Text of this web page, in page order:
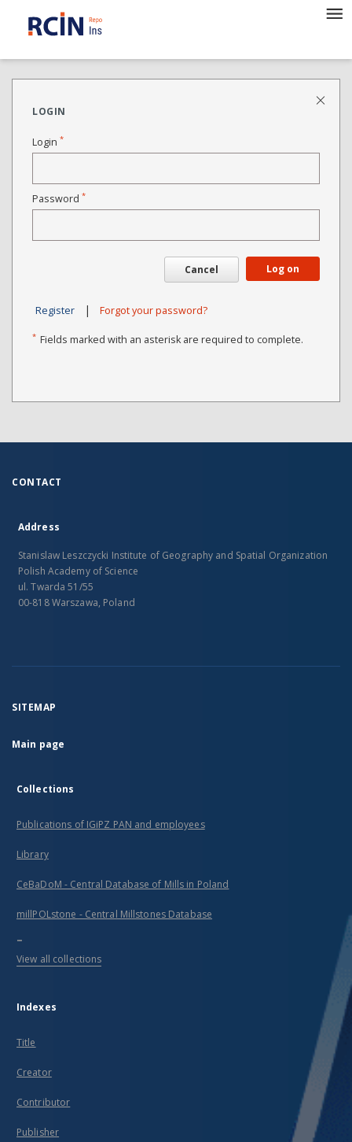
LOGIN
Login *
Password *
Cancel Log on
Register | Forgot your password?
* Fields marked with an asterisk are required to complete.
CONTACT
Address
Stanislaw Leszczycki Institute of Geography and Spatial Organization
Polish Academy of Science
ul. Twarda 51/55
00-818 Warszawa, Poland
SITEMAP
Main page
Collections
Publications of IGiPZ PAN and employees
Library
CeBaDoM - Central Database of Mills in Poland
millPOLstone - Central Millstones Database
...
View all collections
Indexes
Title
Creator
Contributor
Publisher